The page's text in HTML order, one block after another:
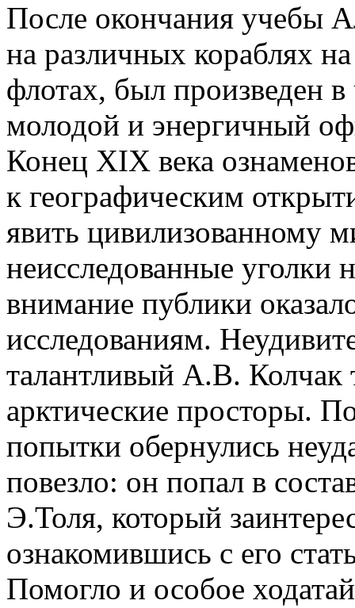
После окончания учебы
на различных кораблях
флотах, был произведен
молодой и энергичный
Конец XIX века
к географическим
явить цивилизованному
неисследованные уголки
внимание публики
исследованиям.
талантливый А.В. Колчак
арктические просторы.
попытки обернулись
повезло: он попал в
Э.Толя, который
ознакомившись с его
Помогло и особое